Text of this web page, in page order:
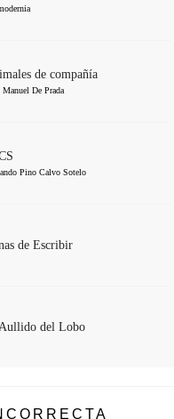
de compañía
Manuel De Prada
Pino Calvo Sotelo
de Escribir
del Lobo